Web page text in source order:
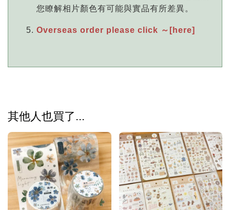
您瞭解相片顏色有可能與實品有所差異。
Overseas order please click ～[here]
其他人也買了...